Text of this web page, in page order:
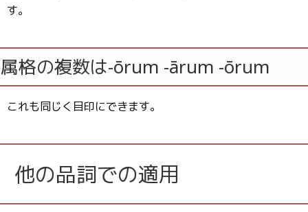
す。
属格の複数は-ōrum -ārum -ōrum
これも同じく目印にできます。
他の品詞での適用